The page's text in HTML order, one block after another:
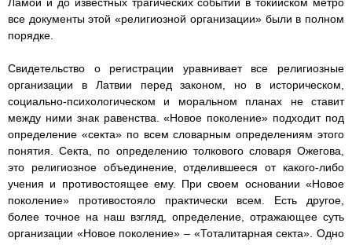
все документы этой «религиозной организации» были в полном
порядке.
Свидетельство о регистрации уравнивает все религиозные
организации в Латвии перед законом, но в историческом,
социально-психологическом и моральном планах не ставит
между ними знак равенства. «Новое поколение» подходит под
определение «секта» по всем словарным определениям этого
понятия. Секта, по определению толкового словаря Ожегова,
это религиозное объединение, отделившееся от какого-либо
учения и противостоящее ему. При своем основании «Новое
поколение» противостояло практически всем. Есть другое,
более точное на наш взгляд, определение, отражающее суть
организации «Новое поколение» – «Тоталитарная секта». Одно